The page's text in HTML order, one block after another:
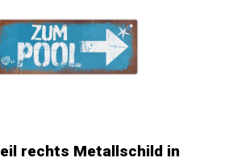
rechts Metallschild in